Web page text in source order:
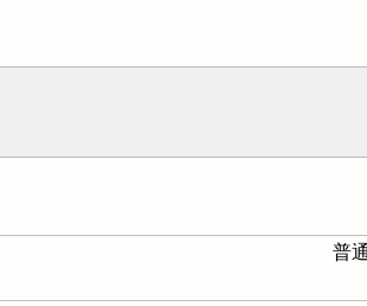
普